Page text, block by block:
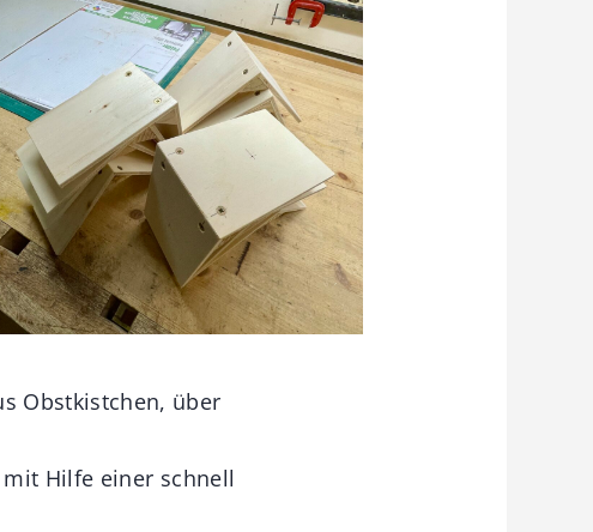
Obstkistchen, über
Hilfe einer schnell